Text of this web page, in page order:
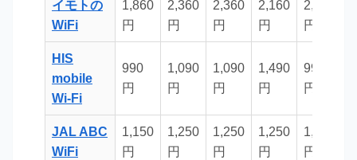
イモトの
WiFi
1,860
円
2,360
円
2,360
円
2,160
円
2,060
円
HIS
mobile
Wi-Fi
990
円
1,090
円
1,090
円
1,490
円
990
円
JAL ABC
WiFi
1,150
円
1,250
円
1,250
円
1,250
円
1,250
円